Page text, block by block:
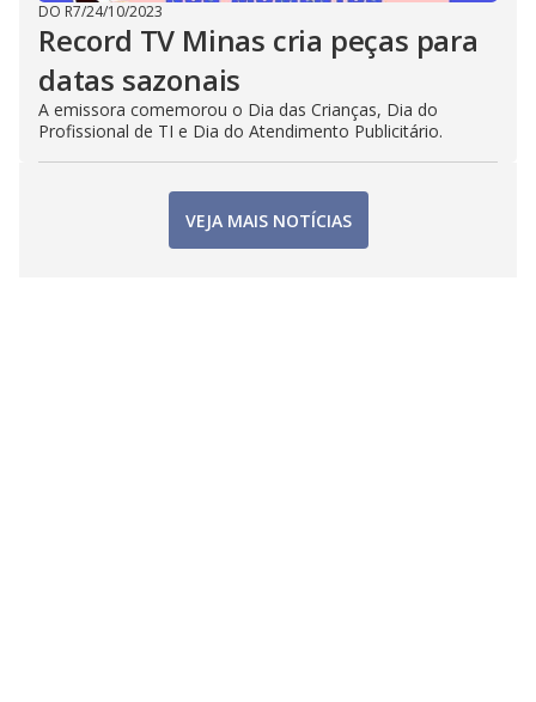
DO R7/24/10/2023
Record TV Minas cria peças para
datas sazonais
A emissora comemorou o Dia das Crianças, Dia do
Profissional de TI e Dia do Atendimento Publicitário.
VEJA MAIS NOTÍCIAS